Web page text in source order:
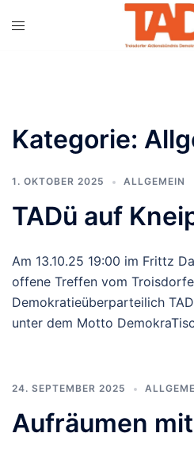
Kategorie:
1. OKTOBER 2025 ALLGEMEIN
TADü auf
Am 13.10.25 19:00 im Frittz
offene Treffen vom
Demokratieüberparteilich
unter dem Motto
24. SEPTEMBER 2025
Aufräumen